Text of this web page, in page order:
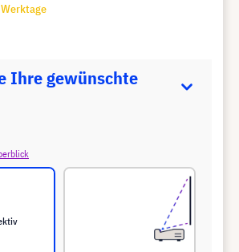
Ihre gewünschte